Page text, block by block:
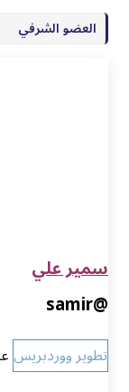
عضو شرفي